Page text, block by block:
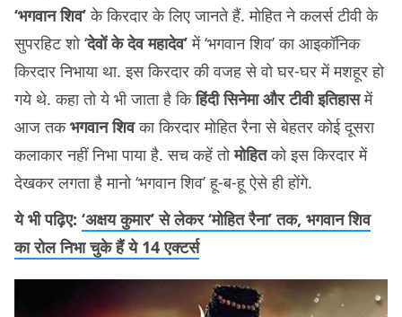
‘भगवान शिव’के किरदार के लिए जानते हैं. मोहित ने कलर्स टीवी के
सुपरहिट शो ‘देवों के देव महादेव’में ‘भगवान शिव’ का आइकॉनिक
किरदार निभाया था. इस किरदार की वजह से वो घर-घर में मशहूर हो
गये थे. कहा तो ये भी जाता है किहिंदी सिनेमा और टीवी इतिहासमें
आज तकभगवान शिवका किरदार मोहित रैना से बेहतर कोई दूसरा
कलाकार नहीं निभा पाया है. सच कहें तोमोहितको इस किरदार में
देखकर लगता है मानो ‘भगवान शिव’ हू-ब-हू ऐसे ही होंगे.
ये भी पढ़िए: ‘अक्षय कुमार’ से लेकर ‘मोहित रैना’ तक, भगवान शिव
का रोल निभा चुके हैं ये 14 एक्टर्स